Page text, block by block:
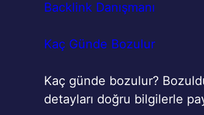
Backlink Danışmanı
Kaç Günde Bozulur
Kaç günde bozulur?
detayları doğru bilgilerle